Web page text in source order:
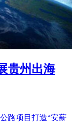
贵州出海